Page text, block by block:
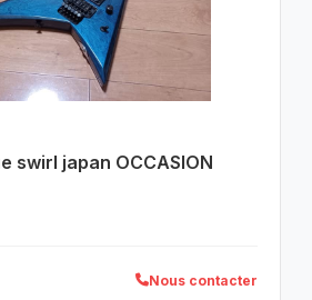
swirl japan OCCASION
Nous contacter